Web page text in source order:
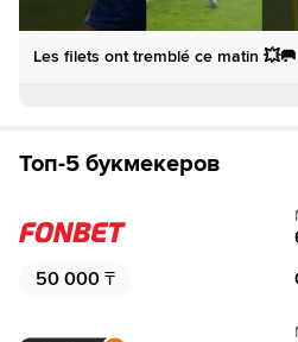
46´
Тактическая замена.
его заменяет Кэлвин
48´ О, нет. Из многообещающей
команды Лилль наносит
Les filets ont tremblé ce matin 💥🥅
Топ-5 букмекеров
50 000 ₸